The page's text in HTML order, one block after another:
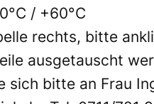
rechts, bitte
ausgetauscht
sich bitte an Frau